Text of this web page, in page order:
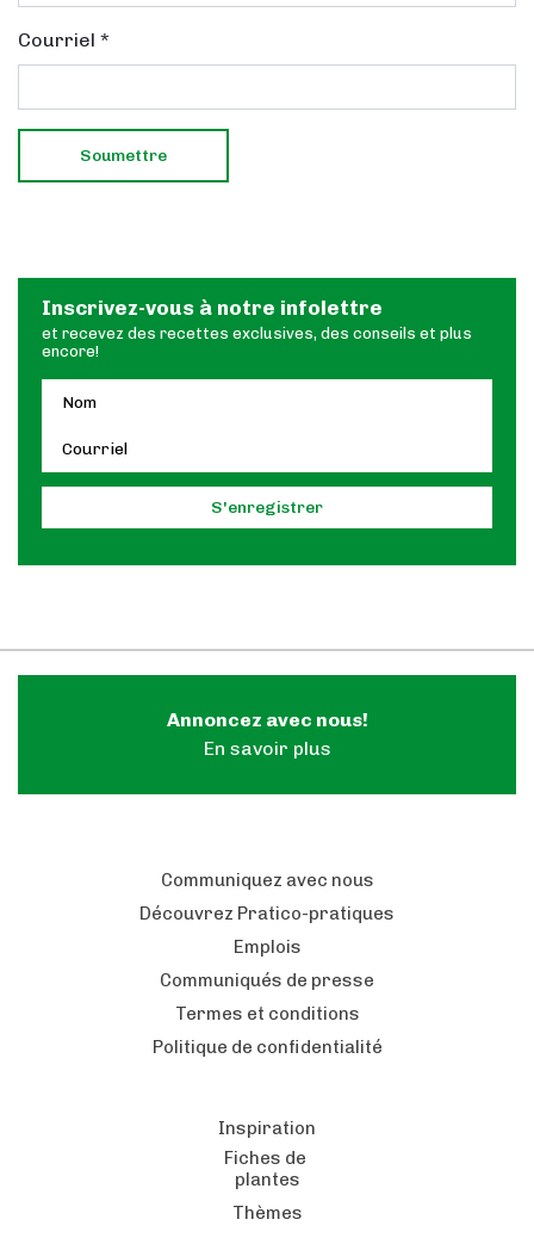
Courriel *
Inscrivez-vous à notre infolettre
et recevez des recettes exclusives, des conseils et plus
encore!
Annoncez avec nous!
En savoir plus
Communiquez avec nous
Découvrez Pratico-pratiques
Emplois
Communiqués de presse
Termes et conditions
Politique de confidentialité
Inspiration
Fiches de
plantes
Thèmes